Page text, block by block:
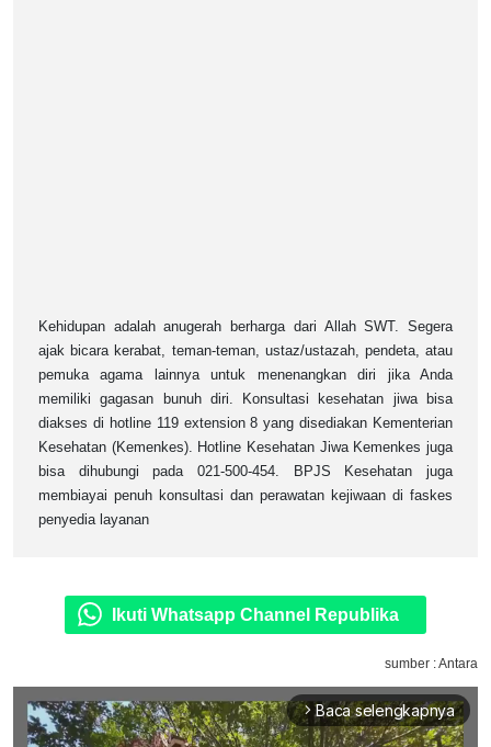
Kehidupan adalah anugerah berharga dari Allah SWT. Segera
ajak bicara kerabat, teman-teman, ustaz/ustazah, pendeta, atau
pemuka agama lainnya untuk menenangkan diri jika Anda
memiliki gagasan bunuh diri. Konsultasi kesehatan jiwa bisa
diakses di hotline 119 extension 8 yang disediakan Kementerian
Kesehatan (Kemenkes). Hotline Kesehatan Jiwa Kemenkes juga
bisa dihubungi pada 021-500-454. BPJS Kesehatan juga
membiayai penuh konsultasi dan perawatan kejiwaan di faskes
penyedia layanan
Ikuti Whatsapp Channel Republika
sumber : Antara
arrow_forward_ios Baca selengkapnya